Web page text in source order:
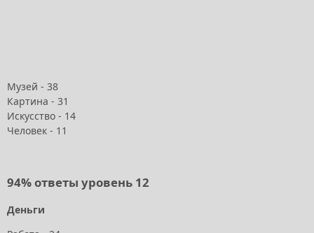
Музей - 38
Картина - 31
Искусство - 14
Человек - 11
94% ответы уровень 12
Деньги